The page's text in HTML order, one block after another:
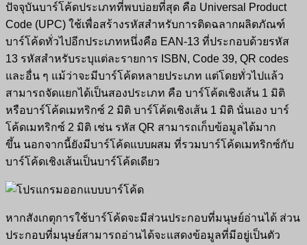
ปัจจุบันบาร์โค้ดประเภทที่พบบ่อยที่สุด คือ Universal Product
Code (UPC) ใช้เพื่อสร้างรหัสสำหรับการติดฉลากผลิตภัณฑ์
บาร์โค้ดทั่วไปอีกประเภทหนึ่งคือ EAN-13 ที่ประกอบด้วยรหัส
13 รหัสสำหรับระบุแต่ละรายการ ISBN, Code 39, QR codes
และอื่น ๆ แม้ว่าจะมีบาร์โค้ดหลายประเภท แต่โดยทั่วไปแล้ว
สามารถจัดแยกได้เป็นสองประเภท คือ บาร์โค้ดเชิงเส้น 1 มิติ
หรือบาร์โค้ดเมทริกซ์ 2 มิติ บาร์โค้ดเชิงเส้น 1 มิติ นั่นเอง บาร์
โค้ดเมทริกซ์ 2 มิติ เช่น รหัส QR สามารถเก็บข้อมูลได้มาก
ขึ้น นอกจากนี้ยังมีบาร์โค้ดแบบผสม ที่รวมบาร์โค้ดเมทริกซ์กับ
บาร์โค้ดเชิงเส้นเป็นบาร์โค้ดเดียว
หากสังเกตุการใช้บาร์โค้ดจะมีส่วนประกอบที่มนุษย์อ่านได้ ส่วน
ประกอบที่มนุษย์สามารถอ่านได้จะแสดงข้อมูลที่มีอยู่เป็นตัว